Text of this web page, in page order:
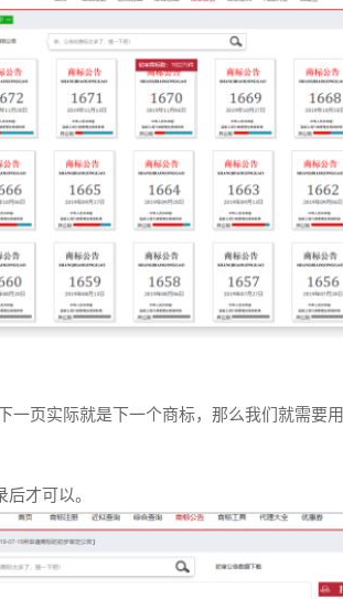
一页实际就是下一个商标，那么我们就需要用
才可以。